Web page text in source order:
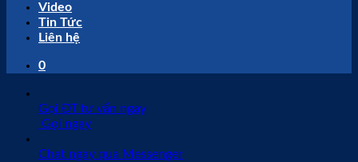
Video
Tin Tức
Liên hệ
0
Gọi ĐT tư vấn ngay
Gọi ngay
Chat ngay qua Messenger